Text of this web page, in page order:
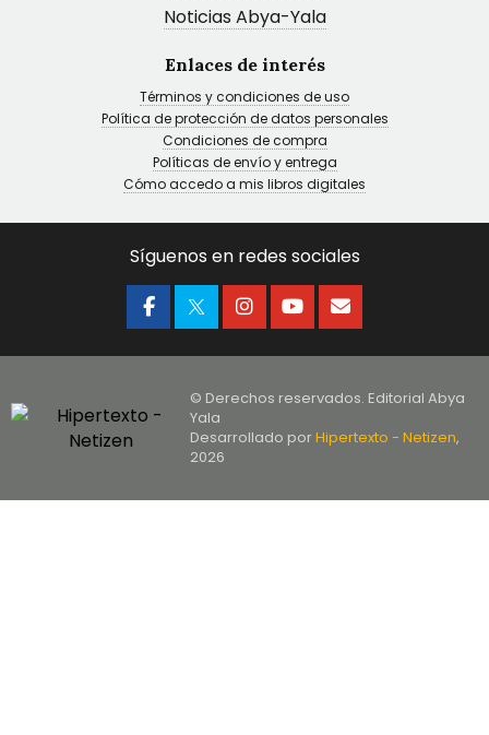
Noticias Abya-Yala
Enlaces de interés
Términos y condiciones de uso
Política de protección de datos personales
Condiciones de compra
Políticas de envío y entrega
Cómo accedo a mis libros digitales
Síguenos en redes sociales
© Derechos reservados. Editorial Abya
Yala
Desarrollado porHipertexto - Netizen,
2026